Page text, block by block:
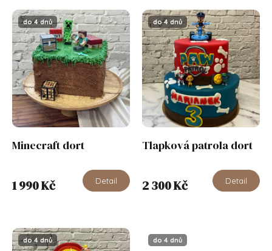
Nejprodávanější
Abecedně
do 4 dnů
Minecraft dort
1 990 Kč Detail
do 4 dnů
Tlapková patrola dort
2 300 Kč Detail
do 4 dnů do 4 dnů